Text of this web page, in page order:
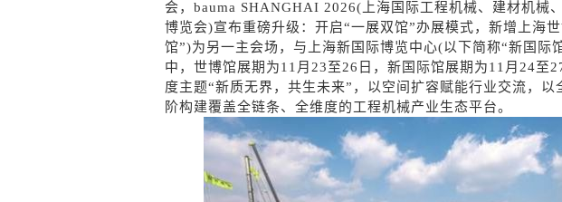
会，bauma SHANGHAI 2026(上海国际工程机械、建材机械
博览会)宣布重磅升级：开启“一展双馆”办展模式，新增上海
馆”)为另一主会场，与上海新国际博览中心(以下简称“新国际
中，世博馆展期为11月23至26日，新国际馆展期为11月24至
度主题“新质无界，共生未来”，以空间扩容赋能行业交流，
阶构建覆盖全链条、全维度的工程机械产业生态平台。